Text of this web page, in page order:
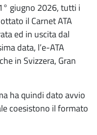
giugno 2026, tutti i
il Carnet ATA
ed in uscita dal
data, l’e-ATA
in Svizzera, Gran
ha quindi dato avvio
coesistono il formato